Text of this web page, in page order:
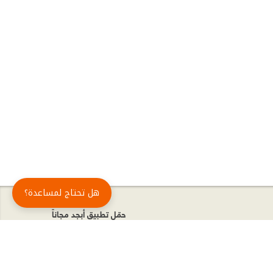
حمّل تطبيق أبجد مجاناً
هل تحتاج لمساعدة؟